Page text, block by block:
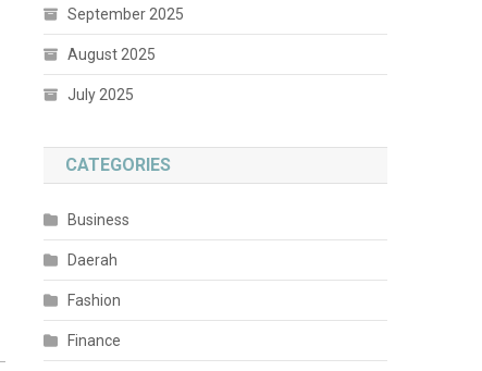
September 2025
August 2025
July 2025
CATEGORIES
Business
Daerah
Fashion
Finance